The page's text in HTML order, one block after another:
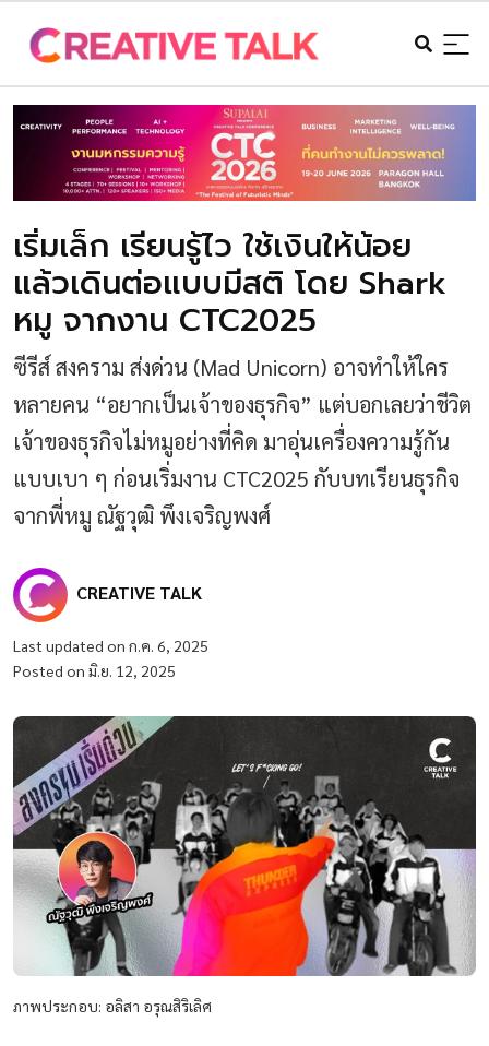
เริ่มเล็ก เรียนรู้ไว ใช้เงินให้น้อย
แล้วเดินต่อแบบมีสติ โดย Shark
หมู จากงาน CTC2025
ซีรีส์ สงคราม ส่งด่วน (Mad Unicorn) อาจทำให้ใคร
หลายคน “อยากเป็นเจ้าของธุรกิจ” แต่บอกเลยว่าชีวิต
เจ้าของธุรกิจไม่หมูอย่างที่คิด มาอุ่นเครื่องความรู้กัน
แบบเบา ๆ ก่อนเริ่มงาน CTC2025 กับบทเรียนธุรกิจ
จากพี่หมู ณัฐวุฒิ พึงเจริญพงศ์
CREATIVE TALK
Last updated on ก.ค. 6, 2025
Posted on มิ.ย. 12, 2025
ภาพประกอบ: อลิสา อรุณสิริเลิศ